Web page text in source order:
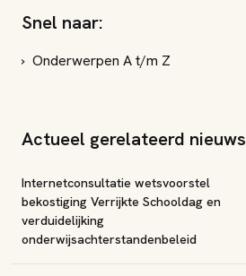
Snel naar:
Onderwerpen A t/m Z
Actueel gerelateerd nieuws
Internetconsultatie wetsvoorstel
bekostiging Verrijkte Schooldag en
verduidelijking
onderwijsachterstandenbeleid